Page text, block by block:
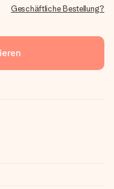
Geschäftliche Bestellung?